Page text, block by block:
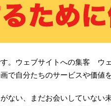
。ウェブサイトへの集客 ウ
で自分たちのサービスや価値
ない、まだお会いしていない